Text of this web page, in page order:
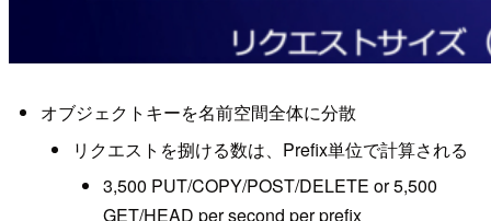
オブジェクトキーを名前空間全体に分散
リクエストを捌ける数は、Prefix単位で計算される
3,500 PUT/COPY/POST/DELETE or 5,500
GET/HEAD per second per prefix